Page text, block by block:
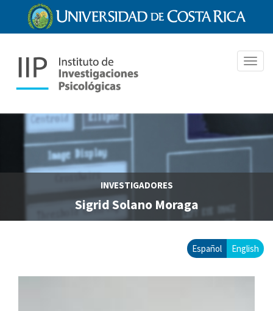
contenido
INVESTIGADORES
Sigrid Solano Moraga
Español English